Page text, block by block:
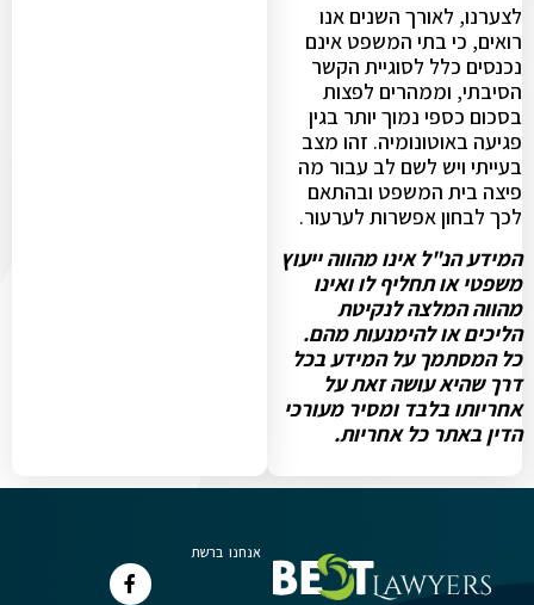
לצערנו, לאורך השנים אנו
רואים, כי בתי המשפט אינם
נכנסים כלל לסוגיית הקשר
הסיבתי, וממהרים לפצות
בסכום כספי נמוך יותר בגין
פגיעה באוטונומיה. זהו מצב
בעייתי ויש לשם לב עבור מה
פיצה בית המשפט ובהתאם
לכך לבחון אפשרות לערעור.
המידע הנ"ל אינו מהווה ייעוץ
משפטי או תחליף לו ואינו
מהווה המלצה לנקיטת
הליכים או להימנעות מהם.
כל המסתמך על המידע בכל
דרך שהיא עושה זאת על
אחריותו בלבד ומסיר מעורכי
הדין באתר כל אחריות.
אנחנו ברשת